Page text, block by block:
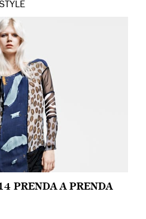
PRENDA A PRENDA